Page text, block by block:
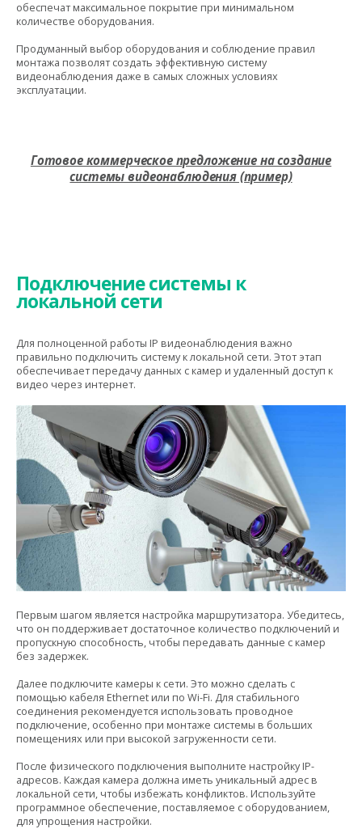
обеспечат максимальное покрытие при минимальном
количестве оборудования.
Продуманный выбор оборудования и соблюдение правил
монтажа позволят создать эффективную систему
видеонаблюдения даже в самых сложных условиях
эксплуатации.
Готовое коммерческое предложение на создание
системы видеонаблюдения (пример)
Подключение системы к
локальной сети
Для полноценной работы IP видеонаблюдения важно
правильно подключить систему к локальной сети. Этот этап
обеспечивает передачу данных с камер и удаленный доступ к
видео через интернет.
Первым шагом является настройка маршрутизатора. Убедитесь,
что он поддерживает достаточное количество подключений и
пропускную способность, чтобы передавать данные с камер
без задержек.
Далее подключите камеры к сети. Это можно сделать с
помощью кабеля Ethernet или по Wi-Fi. Для стабильного
соединения рекомендуется использовать проводное
подключение, особенно при монтаже системы в больших
помещениях или при высокой загруженности сети.
После физического подключения выполните настройку IP-
адресов. Каждая камера должна иметь уникальный адрес в
локальной сети, чтобы избежать конфликтов. Используйте
программное обеспечение, поставляемое с оборудованием,
для упрощения настройки.